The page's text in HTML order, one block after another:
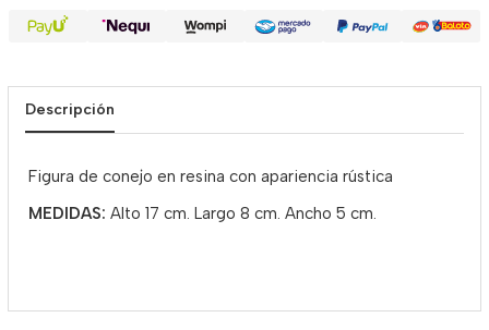
Descripción
Figura de conejo en resina con apariencia rústica
MEDIDAS: Alto 17 cm. Largo 8 cm. Ancho 5 cm.